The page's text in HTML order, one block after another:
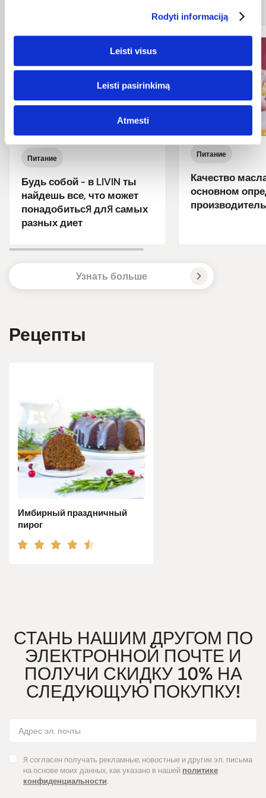
Rodyti informaciją
Leisti visus
Leisti pasirinkimą
Atmesti
Питание
Будь собой - в LIVIN ты
найдешь все, что может
понадобиться для самых
разных диет
Питание
Качество
основном
производитель
Узнать больше
Рецепты
Имбирный праздничный
пирог
СТАНЬ НАШИМ ДРУГОМ ПО
ЭЛЕКТРОННОЙ ПОЧТЕ И
ПОЛУЧИ СКИДКУ 10% НА
СЛЕДУЮЩУЮ ПОКУПКУ!
Я согласен получать рекламные, новостные и другие эл. письма
на основе моих данных, как указано в нашей политике
конфиденциальности.